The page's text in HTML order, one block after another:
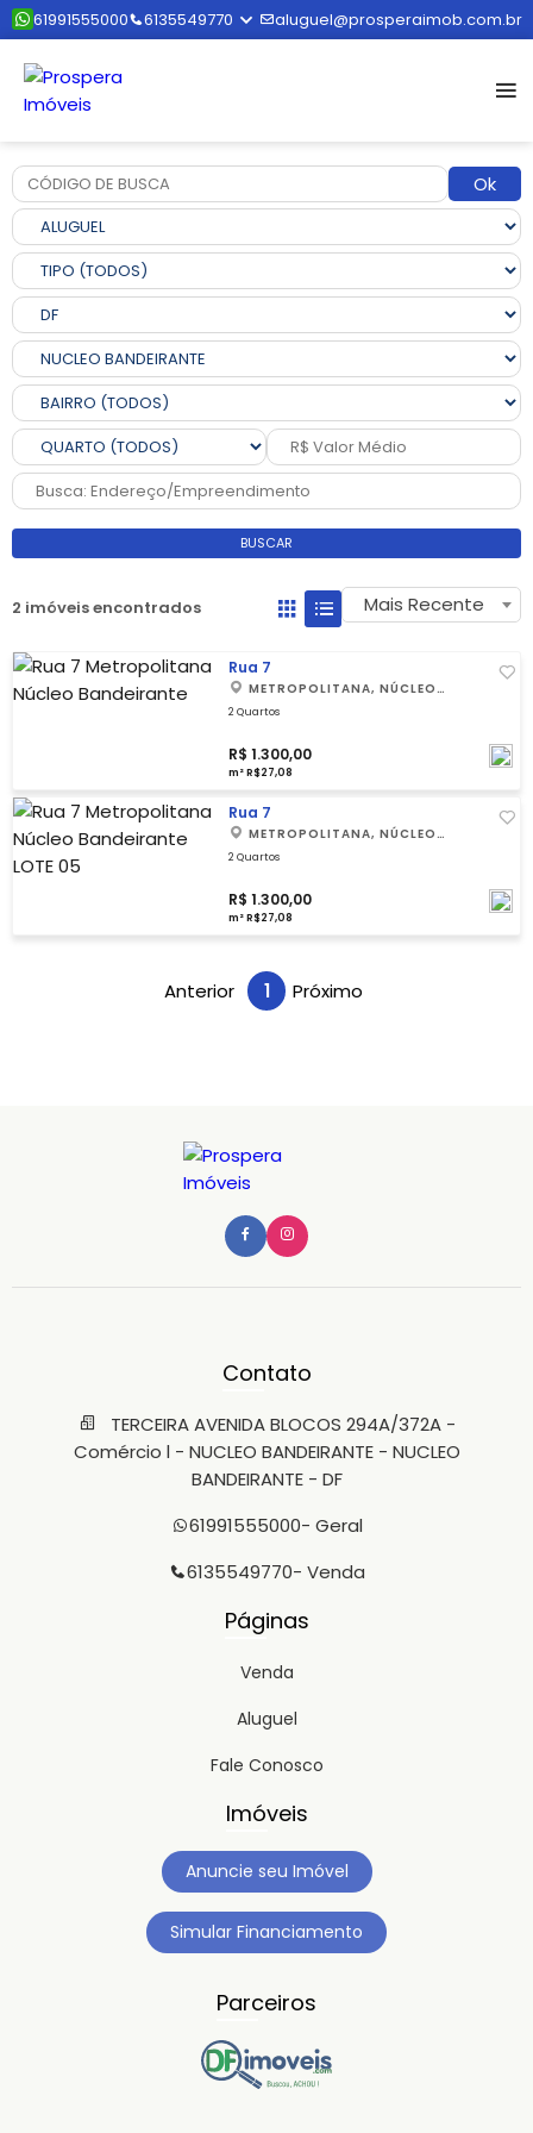
61991555000 6135549770 aluguel@prosperaimob.com.br
Ok
BUSCAR
2 imóveis encontrados Mais Recente
Rua 7
METROPOLITANA, NÚCLEO
2 Quartos
R$ 1.300,00
m² R$27,08
Rua 7
METROPOLITANA, NÚCLEO
2 Quartos
R$ 1.300,00
m² R$27,08
Anterior 1 Próximo
Contato
TERCEIRA AVENIDA BLOCOS 294A/372A -
Comércio l - NUCLEO BANDEIRANTE - NUCLEO
BANDEIRANTE - DF
61991555000- Geral
6135549770- Venda
Páginas
Venda
Aluguel
Fale Conosco
Imóveis
Anuncie seu Imóvel
Simular Financiamento
Parceiros